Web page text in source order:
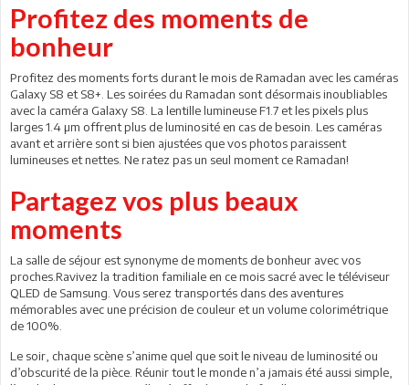
Profitez des moments de
bonheur
Profitez des moments forts durant le mois de Ramadan avec les caméras
Galaxy S8 et S8+. Les soirées du Ramadan sont désormais inoubliables
avec la caméra Galaxy S8. La lentille lumineuse F1.7 et les pixels plus
larges 1.4 µm offrent plus de luminosité en cas de besoin. Les caméras
avant et arrière sont si bien ajustées que vos photos paraissent
lumineuses et nettes. Ne ratez pas un seul moment ce Ramadan!
Partagez vos plus beaux
moments
La salle de séjour est synonyme de moments de bonheur avec vos
proches.Ravivez la tradition familiale en ce mois sacré avec le téléviseur
QLED de Samsung. Vous serez transportés dans des aventures
mémorables avec une précision de couleur et un volume colorimétrique
de 100%.
Le soir, chaque scène s’anime quel que soit le niveau de luminosité ou
d’obscurité de la pièce. Réunir tout le monde n’a jamais été aussi simple,